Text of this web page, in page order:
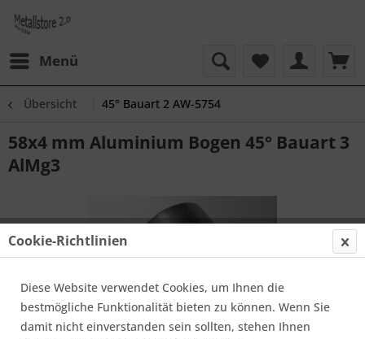
Menü
Übersicht 45° Bauart 2 AW-5754
58x4 mm Aluminium Bogen 45° Bauart 3
AlMg3
Cookie-Richtlinien
Diese Website verwendet Cookies, um Ihnen die
bestmögliche Funktionalität bieten zu können. Wenn Sie
damit nicht einverstanden sein sollten, stehen Ihnen